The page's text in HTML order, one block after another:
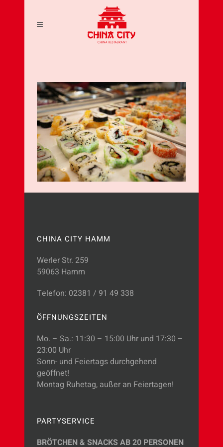
CHINA CITY HAMM
Werler Str. 259
59063 Hamm
Telefon: 02381 / 91 49 338
ÖFFNUNGSZEITEN
Mo. – Sa.: 11:30 – 15:00 Uhr und 17:30 –
23:00 Uhr
Sonn- und Feiertags durchgehend
geöffnet!
Montag Ruhetag, außer an Feiertagen!
PARTYSERVICE
BRÖTCHEN & SNACKS AB 20 PERSONEN